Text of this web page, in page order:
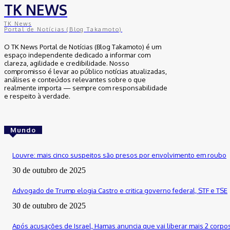
TK NEWS
TK News
Portal de Notícias (Blog Takamoto)
O TK News Portal de Notícias (Blog Takamoto) é um
espaço independente dedicado a informar com
clareza, agilidade e credibilidade. Nosso
compromisso é levar ao público notícias atualizadas,
análises e conteúdos relevantes sobre o que
realmente importa — sempre com responsabilidade
e respeito à verdade.
Mundo
Louvre: mais cinco suspeitos são presos por envolvimento em roubo
30 de outubro de 2025
Advogado de Trump elogia Castro e critica governo federal, STF e TSE
30 de outubro de 2025
Após acusações de Israel, Hamas anuncia que vai liberar mais 2